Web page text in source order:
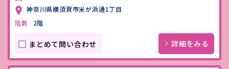
神奈川県横須賀市米が浜通1丁目
階数
2階
まとめて問い合わせ 詳細をみる